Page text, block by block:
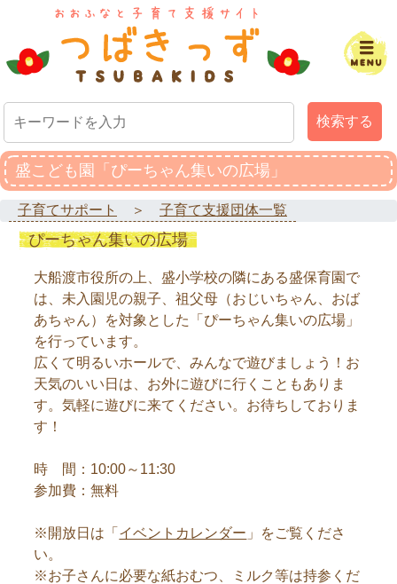
検索する
盛こども園「ぴーちゃん集いの広場」
子育てサポート ＞ 子育て支援団体一覧
ぴーちゃん集いの広場
大船渡市役所の上、盛小学校の隣にある盛保育園で
は、未入園児の親子、祖父母（おじいちゃん、おば
あちゃん）を対象とした「ぴーちゃん集いの広場」
を行っています。
広くて明るいホールで、みんなで遊びましょう！お
天気のいい日は、お外に遊びに行くこともありま
す。気軽に遊びに来てください。お待ちしておりま
す！
時 間：10:00～11:30
参加費：無料
※開放日は「 イベントカレンダー 」をご覧くださ
い。
※お子さんに必要な紙おむつ、ミルク等は持参くだ